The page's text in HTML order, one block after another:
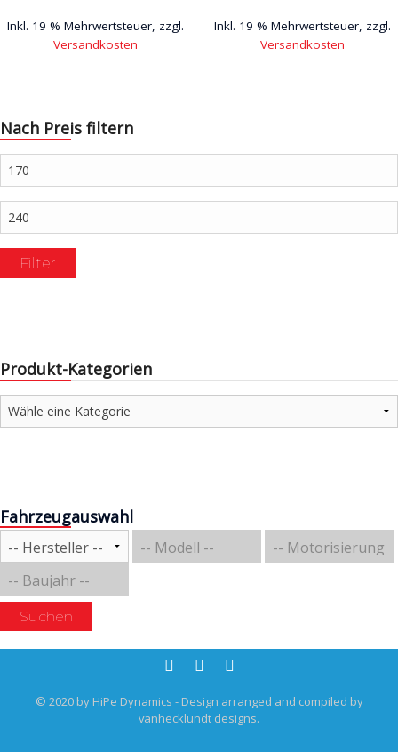
Inkl. 19 % Mehrwertsteuer, zzgl.
Versandkosten
mehrere
Varianten
Die
Inkl. 19 % Mehrwertsteuer, zzgl.
Versandkosten
mehrere
Varianten
Die
Nach Preis filtern
Min.
Preis
Max.
Preis
Filter
Produkt-Kategorien
Fahrzeugauswahl
Suchen
© 2020 by HiPe Dynamics - Design arranged and compiled by
vanhecklundt designs.